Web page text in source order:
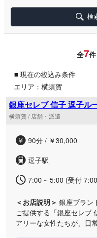
検
全7
▪ 現在の絞込み条件
エリア：横須賀
銀座セレブ 信子 逗子ル
横須賀 / 店舗・派遣
90分 / ￥30,000
逗子駅
7:00 ~ 5:00 (受付
＜お店説明＞ 銀座ブラン
ご提供する「銀座セレブ
アリーな女性たちが、日